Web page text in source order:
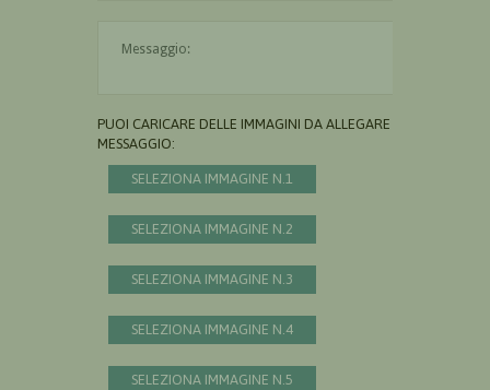
PUOI CARICARE DELLE IMMAGINI DA ALLEGARE AL
MESSAGGIO:
SELEZIONA IMMAGINE N.1
SELEZIONA IMMAGINE N.2
SELEZIONA IMMAGINE N.3
SELEZIONA IMMAGINE N.4
SELEZIONA IMMAGINE N.5